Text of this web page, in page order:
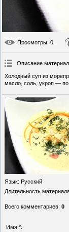
Просмотры: 0
Описание
Холодный суп из
масло, соль, укроп — по
Язык: Русский
Длительность
Всего комментариев: 0
Имя *: